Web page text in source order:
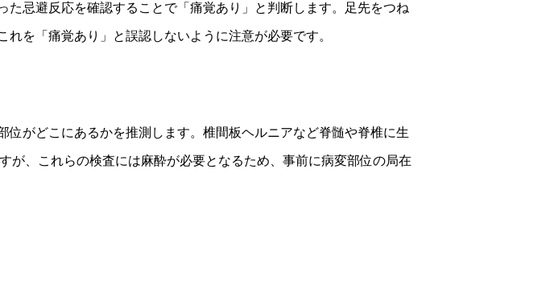
忌避反応を確認することで「痛覚あり」と判断します。足先をつね
を「痛覚あり」と誤認しないように注意が必要です。
がどこにあるかを推測します。椎間板ヘルニアなど脊髄や脊椎に生
が、これらの検査には麻酔が必要となるため、事前に病変部位の局在